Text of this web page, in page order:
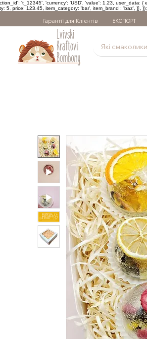
't_12345', 'currency': 'USD', 'value': 1.23, user_data:
5, price: 123.45, item_category: 'bar', item_brand : 'baz', }], });
Гарантії для Клієнтів ЕКСПОРТ